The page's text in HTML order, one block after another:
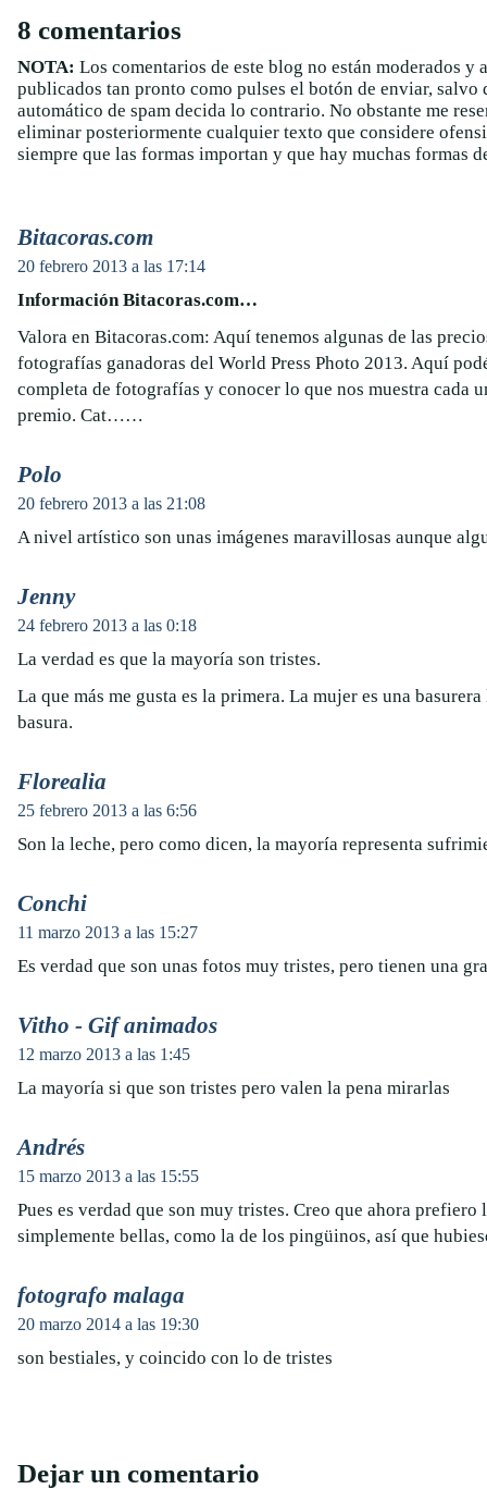
8 comentarios
NOTA: Los comentarios de este blog no están moderados y
publicados tan pronto como pulses el botón de enviar,
automático de spam decida lo contrario. No obstante me
eliminar posteriormente cualquier texto que considere
siempre que las formas importan y que hay muchas formas
Bitacoras.com
20 febrero 2013 a las 17:14
Información Bitacoras.com…
Valora en Bitacoras.com: Aquí tenemos algunas de las
fotografías ganadoras del World Press Photo 2013. Aquí
completa de fotografías y conocer lo que nos muestra cada
premio. Cat……
Polo
20 febrero 2013 a las 21:08
A nivel artístico son unas imágenes maravillosas aunque
Jenny
24 febrero 2013 a las 0:18
La verdad es que la mayoría son tristes.
La que más me gusta es la primera. La mujer es una
basura.
Florealia
25 febrero 2013 a las 6:56
Son la leche, pero como dicen, la mayoría representa
Conchi
11 marzo 2013 a las 15:27
Es verdad que son unas fotos muy tristes, pero tienen una
Vitho - Gif animados
12 marzo 2013 a las 1:45
La mayoría si que son tristes pero valen la pena mirarlas
Andrés
15 marzo 2013 a las 15:55
Pues es verdad que son muy tristes. Creo que ahora prefiero
simplemente bellas, como la de los pingüinos, así que
fotografo malaga
20 marzo 2014 a las 19:30
son bestiales, y coincido con lo de tristes
Dejar un comentario